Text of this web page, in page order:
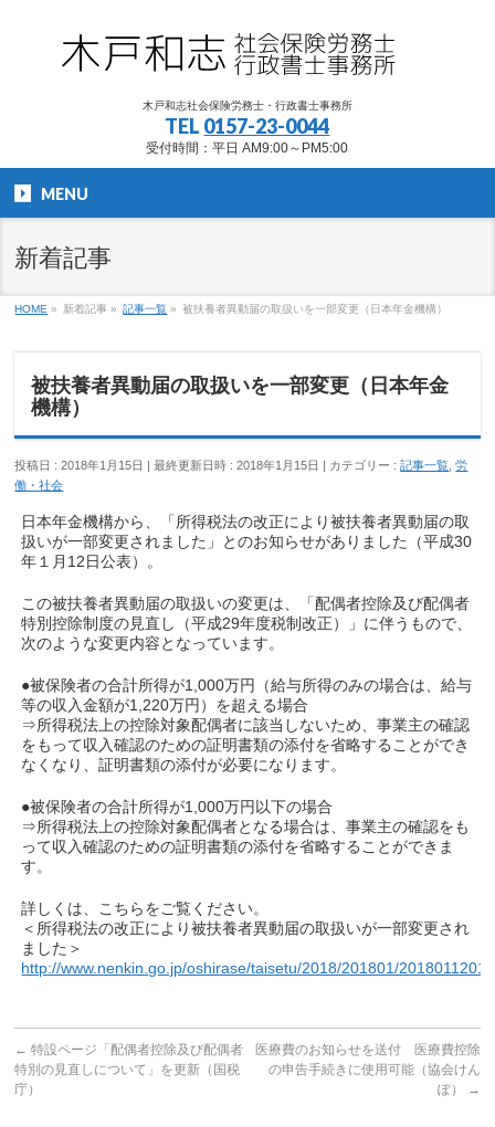
木戸和志社会保険労務士・行政書士事務所
TEL 0157-23-0044
受付時間：平日 AM9:00～PM5:00
MENU
新着記事
HOME » 新着記事 » 記事一覧 » 被扶養者異動届の取扱いを一部変更（日本年金機構）
被扶養者異動届の取扱いを一部変更（日本年金
機構）
投稿日 : 2018年1月15日 最終更新日時 : 2018年1月15日 カテゴリー :記事一覧 ,労
働・社会
日本年金機構から、「所得税法の改正により被扶養者異動届の取
扱いが一部変更されました」とのお知らせがありました（平成30
年１月12日公表）。
この被扶養者異動届の取扱いの変更は、「配偶者控除及び配偶者
特別控除制度の見直し（平成29年度税制改正）」に伴うもので、
次のような変更内容となっています。
●被保険者の合計所得が1,000万円（給与所得のみの場合は、給与
等の収入金額が1,220万円）を超える場合
⇒所得税法上の控除対象配偶者に該当しないため、事業主の確認
をもって収入確認のための証明書類の添付を省略することができ
なくなり、証明書類の添付が必要になります。
●被保険者の合計所得が1,000万円以下の場合
⇒所得税法上の控除対象配偶者となる場合は、事業主の確認をも
って収入確認のための証明書類の添付を省略することができま
す。
詳しくは、こちらをご覧ください。
＜所得税法の改正により被扶養者異動届の取扱いが一部変更され
ました＞
http://www.nenkin.go.jp/oshirase/taisetu/2018/201801/
← 特設ページ「配偶者控除及び配偶者
特別の見直しについて」を更新（国税
庁）
医療費のお知らせを送付 医療費控除
の申告手続きに使用可能（協会けん
ぽ）
→